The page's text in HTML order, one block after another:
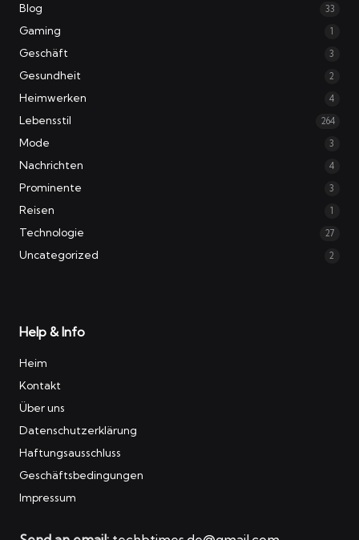
Blog 33
Gaming 1
Geschäft 3
Gesundheit 2
Heimwerken 4
Lebensstil 264
Mode 3
Nachrichten 4
Prominente 3
Reisen 1
Technologie 27
Uncategorized 2
Help & Info
Heim
Kontakt
Über uns
Datenschutzerklärung
Haftungsausschluss
Geschäftsbedingungen
Impressum